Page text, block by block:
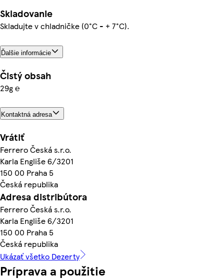
Skladovanie
Skladujte v chladničke (0°C - + 7°C).
Ďalšie informácie
Čistý obsah
29g ℮
Kontaktná adresa
Vrátiť
Ferrero Česká s.r.o.
Karla Engliše 6/3201
150 00 Praha 5
Česká republika
Adresa distribútora
Ferrero Česká s.r.o.
Karla Engliše 6/3201
150 00 Praha 5
Česká republika
Ukázať všetko Dezerty
Príprava a použitie